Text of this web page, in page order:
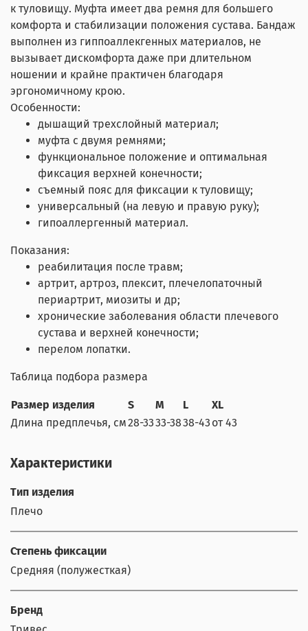
к туловищу. Муфта имеет два ремня для большего
комфорта и стабилизации положения сустава. Бандаж
выполнен из гиппоаллекгенных материалов, не
вызывает дискомфорта даже при длительном
ношении и крайне практичен благодаря
эргономичному крою.
Особенности:
дышащий трехслойный материал;
муфта с двумя ремнями;
функциональное положение и оптимальная
фиксация верхней конечности;
съемный пояс для фиксации к туловищу;
универсальный (на левую и правую руку);
гипоаллергенный материал.
Показания:
реабилитация после травм;
артрит, артроз, плексит, плечелопаточный
периартрит, миозиты и др;
хронические заболевания области плечевого
сустава и верхней конечности;
перелом лопатки.
Таблица подбора размера
Размер изделия S M L
XL
Длина предплечья, см28-3333-3838-43 от 43
Характеристики
Тип изделия
Плечо
Степень фиксации
Средняя (полужесткая)
Бренд